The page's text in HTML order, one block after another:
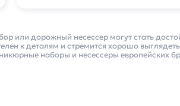
или дорожный несессер могут стать
к деталям и стремится хорошо
наборы и несессеры европейских